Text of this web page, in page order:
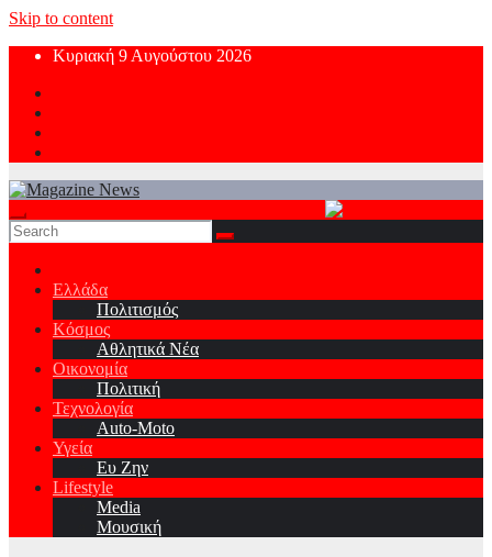
Skip to content
Κυριακή 9 Αυγούστου 2026
Ελλάδα
Πολιτισμός
Κόσμος
Αθλητικά Νέα
Οικονομία
Πολιτική
Τεχνολογία
Auto-Moto
Υγεία
Ευ Ζην
Lifestyle
Media
Μουσική